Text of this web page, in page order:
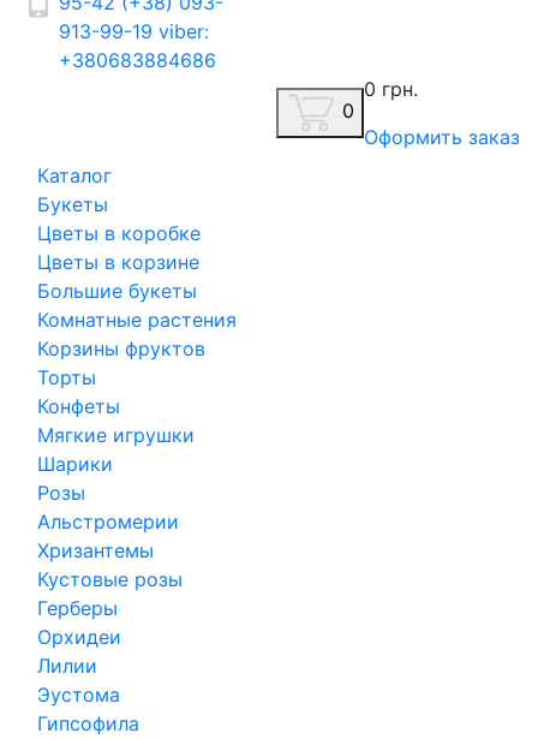
913-99-19 viber:
+380683884686
0
0 грн.
Оформить заказ
Каталог
Букеты
Цветы в коробке
Цветы в корзине
Большие букеты
Комнатные растения
Корзины фруктов
Торты
Конфеты
Мягкие игрушки
Шарики
Розы
Альстромерии
Хризантемы
Кустовые розы
Герберы
Орхидеи
Лилии
Эустома
Гипсофила